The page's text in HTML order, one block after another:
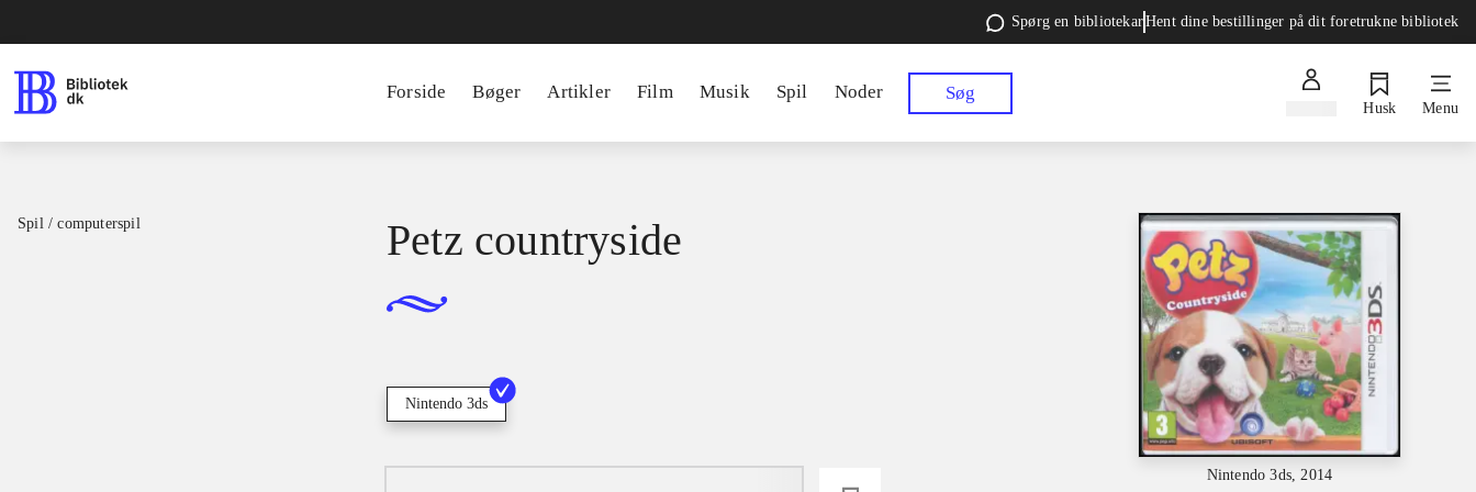
Spørg en bibliotekarHent dine bestillinger på dit foretrukne bibliotek
Forside Bøger Artikler Film Musik Spil Noder Søg
Husk Menu
Spil / computerspil
Nintendo 3ds, 2014
Petz countryside
Nintendo 3ds